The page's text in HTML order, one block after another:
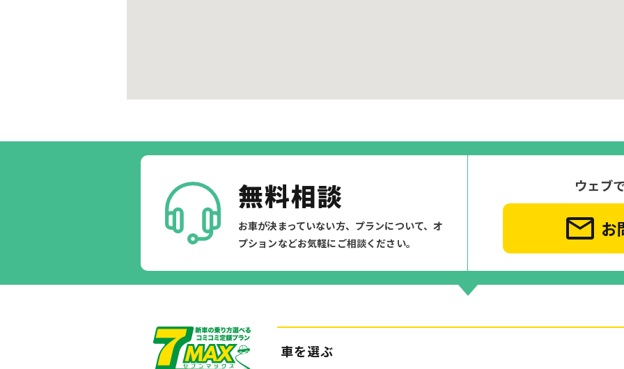
無料相談
お車が決まっていない方、プランについて、オ
プションなどお気軽にご相談ください。
ウェブ
お
車を選ぶ